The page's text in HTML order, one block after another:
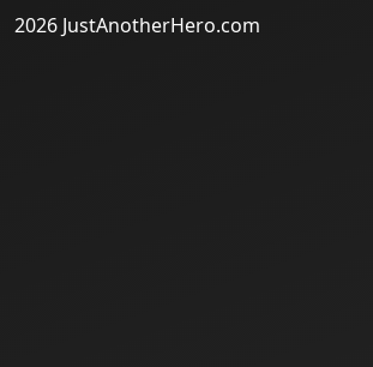
2026 JustAnotherHero.com